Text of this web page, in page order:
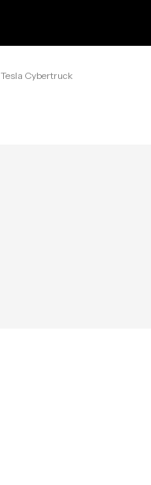
Tesla Cybertruck